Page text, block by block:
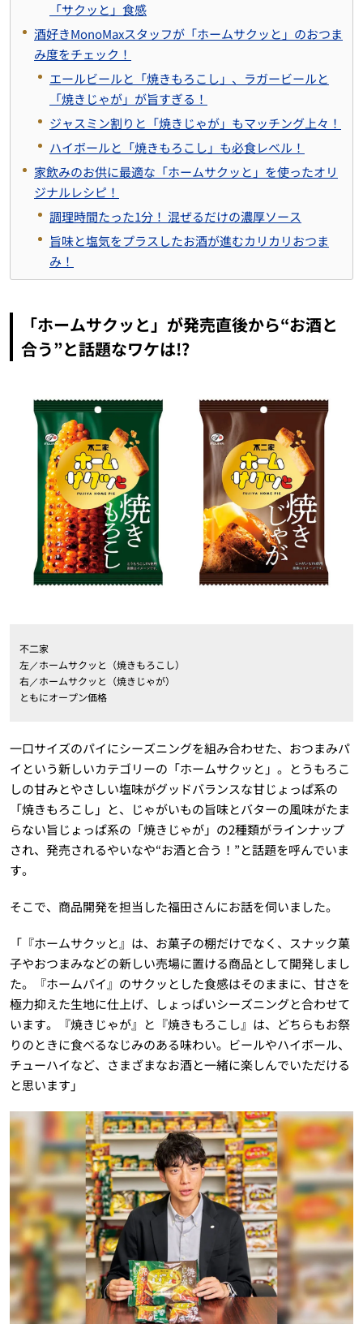
「サクッと」食感
酒好きMonoMaxスタッフが「ホームサクッと」のおつま
み度をチェック！
エールビールと「焼きもろこし」、ラガービールと
「焼きじゃが」が旨すぎる！
ジャスミン割りと「焼きじゃが」もマッチング上々！
ハイボールと「焼きもろこし」も必食レベル！
家飲みのお供に最適な「ホームサクッと」を使ったオリ
ジナルレシピ！
調理時間たった1分！ 混ぜるだけの濃厚ソース
旨味と塩気をプラスしたお酒が進むカリカリおつま
み！
「ホームサクッと」が発売直後から“お酒と
合う”と話題なワケは!?
不二家
左／ホームサクッと（焼きもろこし）
右／ホームサクッと（焼きじゃが）
ともにオープン価格
一口サイズのパイにシーズニングを組み合わせた、おつまみパ
イという新しいカテゴリーの「ホームサクッと」。とうもろこ
しの甘みとやさしい塩味がグッドバランスな甘じょっぱ系の
「焼きもろこし」と、じゃがいもの旨味とバターの風味がたま
らない旨じょっぱ系の「焼きじゃが」の2種類がラインナップ
され、発売されるやいなや“お酒と合う！”と話題を呼んでいま
す。
そこで、商品開発を担当した福田さんにお話を伺いました。
「『ホームサクッと』は、お菓子の棚だけでなく、スナック菓
子やおつまみなどの新しい売場に置ける商品として開発しまし
た。『ホームパイ』のサクッとした食感はそのままに、甘さを
極力抑えた生地に仕上げ、しょっぱいシーズニングと合わせて
います。『焼きじゃが』と『焼きもろこし』は、どちらもお祭
りのときに食べるなじみのある味わい。ビールやハイボール、
チューハイなど、さまざまなお酒と一緒に楽しんでいただける
と思います」